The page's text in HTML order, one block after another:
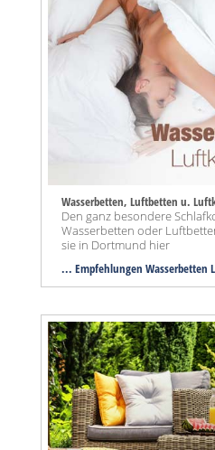
Wasserbetten, Luftbetten u.
Den ganz besondere
Wasserbetten oder
sie in Dortmund hier
... Empfehlungen Wasserbetten